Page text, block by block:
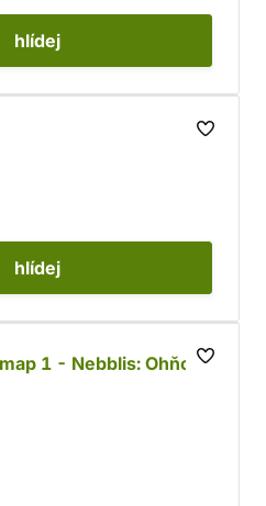
hlídej
hlídej
1 - Nebblis: Ohňová